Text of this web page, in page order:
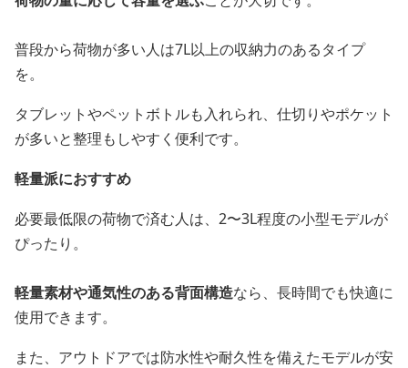
普段から荷物が多い人は7L以上の収納力のあるタイプ
を。
タブレットやペットボトルも入れられ、仕切りやポケット
が多いと整理もしやすく便利です。
軽量派におすすめ
必要最低限の荷物で済む人は、2〜3L程度の小型モデルが
ぴったり。
軽量素材や通気性のある背面構造なら、長時間でも快適に
使用できます。
また、アウトドアでは防水性や耐久性を備えたモデルが安